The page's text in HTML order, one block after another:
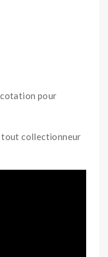
cotation pour
tout collectionneur